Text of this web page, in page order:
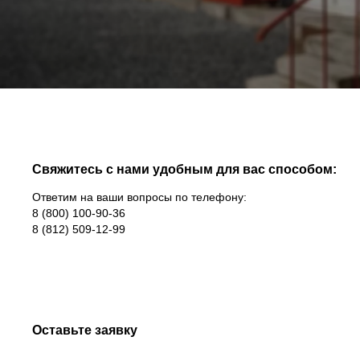
Свяжитесь с нами удобным для вас способом:
Ответим на ваши вопросы по телефону:
8 (800) 100-90-36
8 (812) 509-12-99
Оставьте заявку